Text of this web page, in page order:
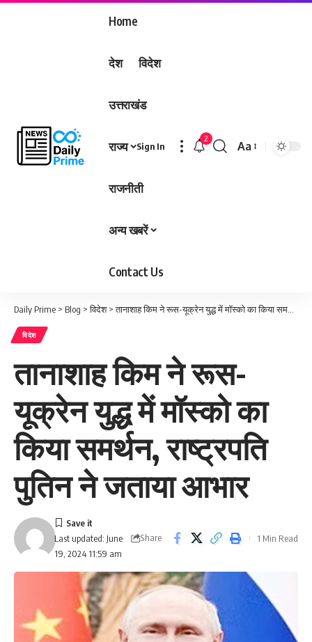
Home
देश विदेश
उत्तराखंड
राज्य
राजनीती
अन्य खबरें
Contact Us
Sign In
2
Font
Aa
Daily Prime > Blog >विदेश>तानाशाह किम ने रूस-यूक्रेन युद्ध में मॉस्को का किया समर्थन, राष्ट्रपति पुतिन ने जताया आभार
विदेश
तानाशाह किम ने रूस-
यूक्रेन युद्ध में मॉस्को का
किया समर्थन, राष्ट्रपति
पुतिन ने जताया आभार
Last updated: June
19, 2024 11:59 am
Share 1 Min Read